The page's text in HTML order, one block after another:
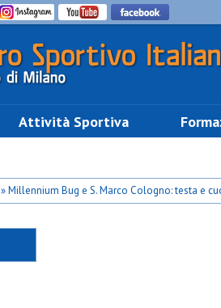
Attività Sportiva
» Millennium Bug e S. Marco Cologno: testa e